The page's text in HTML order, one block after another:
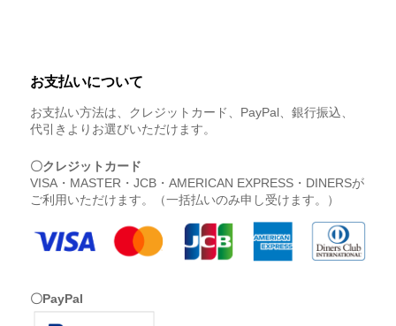
お支払いについて
お支払い方法は、クレジットカード、PayPal、銀行振込、
代引きよりお選びいただけます。
〇クレジットカード
VISA・MASTER・JCB・AMERICAN EXPRESS・DINERSが
ご利用いただけます。（一括払いのみ申し受けます。）
〇PayPal